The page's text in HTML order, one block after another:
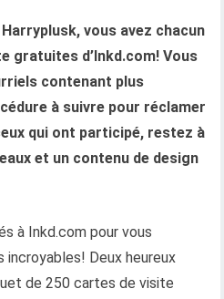
vous avez chacun
gratuites d’Inkd.com! Vous
contenant plus
à suivre pour réclamer
qui ont participé, restez à
et un contenu de design
à Inkd.com pour vous
Deux heureux
de 250 cartes de visite